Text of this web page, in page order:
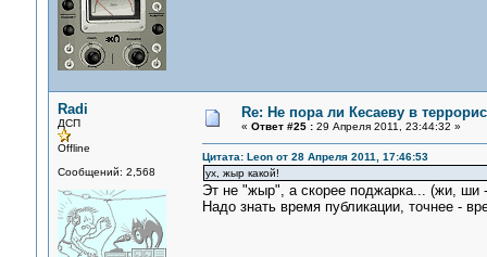
Radi
ДСП
Offline
Сообщений: 2,568
Re: Не пора ли Кесаеву в
« Ответ #25 :29 Апреля 2011, 23:44:32 »
Цитата: Leon от 28 Апреля 2011, 17:46:53
ух, жыр какой!
Эт не "жыр", а скорее поджарка... (жи, ши
Надо знать время публикации, точнее -